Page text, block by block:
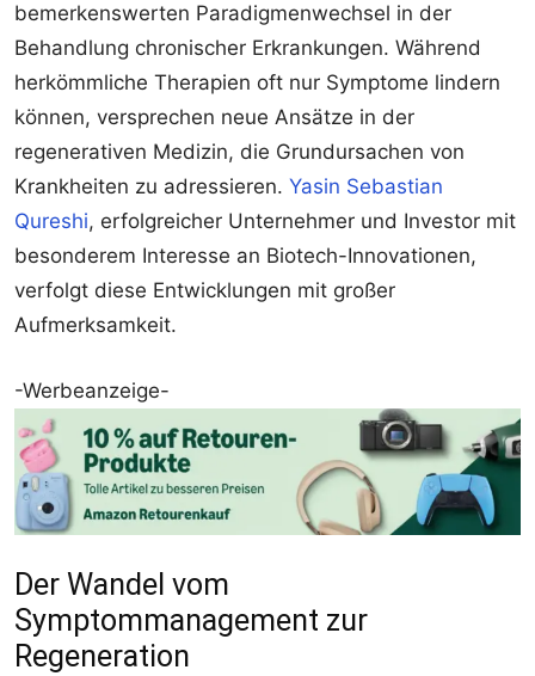
bemerkenswerten Paradigmenwechsel in der
Behandlung chronischer Erkrankungen. Während
herkömmliche Therapien oft nur Symptome lindern
können, versprechen neue Ansätze in der
regenerativen Medizin, die Grundursachen von
Krankheiten zu adressieren. Yasin Sebastian
Qureshi, erfolgreicher Unternehmer und Investor mit
besonderem Interesse an Biotech-Innovationen,
verfolgt diese Entwicklungen mit großer
Aufmerksamkeit.
-Werbeanzeige-
Der Wandel vom
Symptommanagement zur
Regeneration